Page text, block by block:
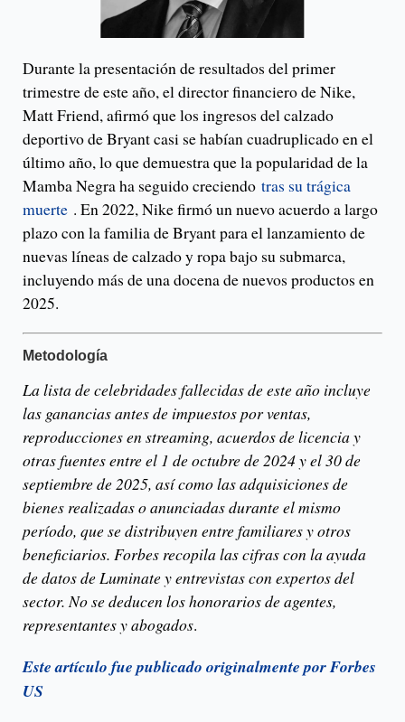
Durante la presentación de resultados del primer
trimestre de este año, el director financiero de Nike,
Matt Friend, afirmó que los ingresos del calzado
deportivo de Bryant casi se habían cuadruplicado en el
último año, lo que demuestra que la popularidad de la
Mamba Negra ha seguido creciendo tras su trágica
muerte . En 2022, Nike firmó un nuevo acuerdo a largo
plazo con la familia de Bryant para el lanzamiento de
nuevas líneas de calzado y ropa bajo su submarca,
incluyendo más de una docena de nuevos productos en
2025.
Metodología
La lista de celebridades fallecidas de este año incluye
las ganancias antes de impuestos por ventas,
reproducciones en streaming, acuerdos de licencia y
otras fuentes entre el 1 de octubre de 2024 y el 30 de
septiembre de 2025, así como las adquisiciones de
bienes realizadas o anunciadas durante el mismo
período, que se distribuyen entre familiares y otros
beneficiarios. Forbes recopila las cifras con la ayuda
de datos de Luminate y entrevistas con expertos del
sector. No se deducen los honorarios de agentes,
representantes y abogados.
Este artículo fue publicado originalmente por Forbes
US